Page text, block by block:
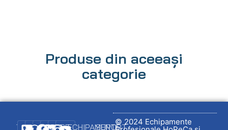
Produse din aceeași
categorie
DESPREECHIPAMENTE
SUPORT
© 2024 Echipamente